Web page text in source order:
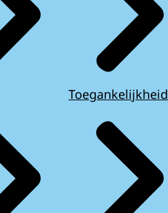
Toegankelijkheid